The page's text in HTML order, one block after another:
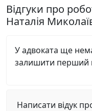
Відгуки про
Наталія
У адвоката ще
залишити перший
Написати відук